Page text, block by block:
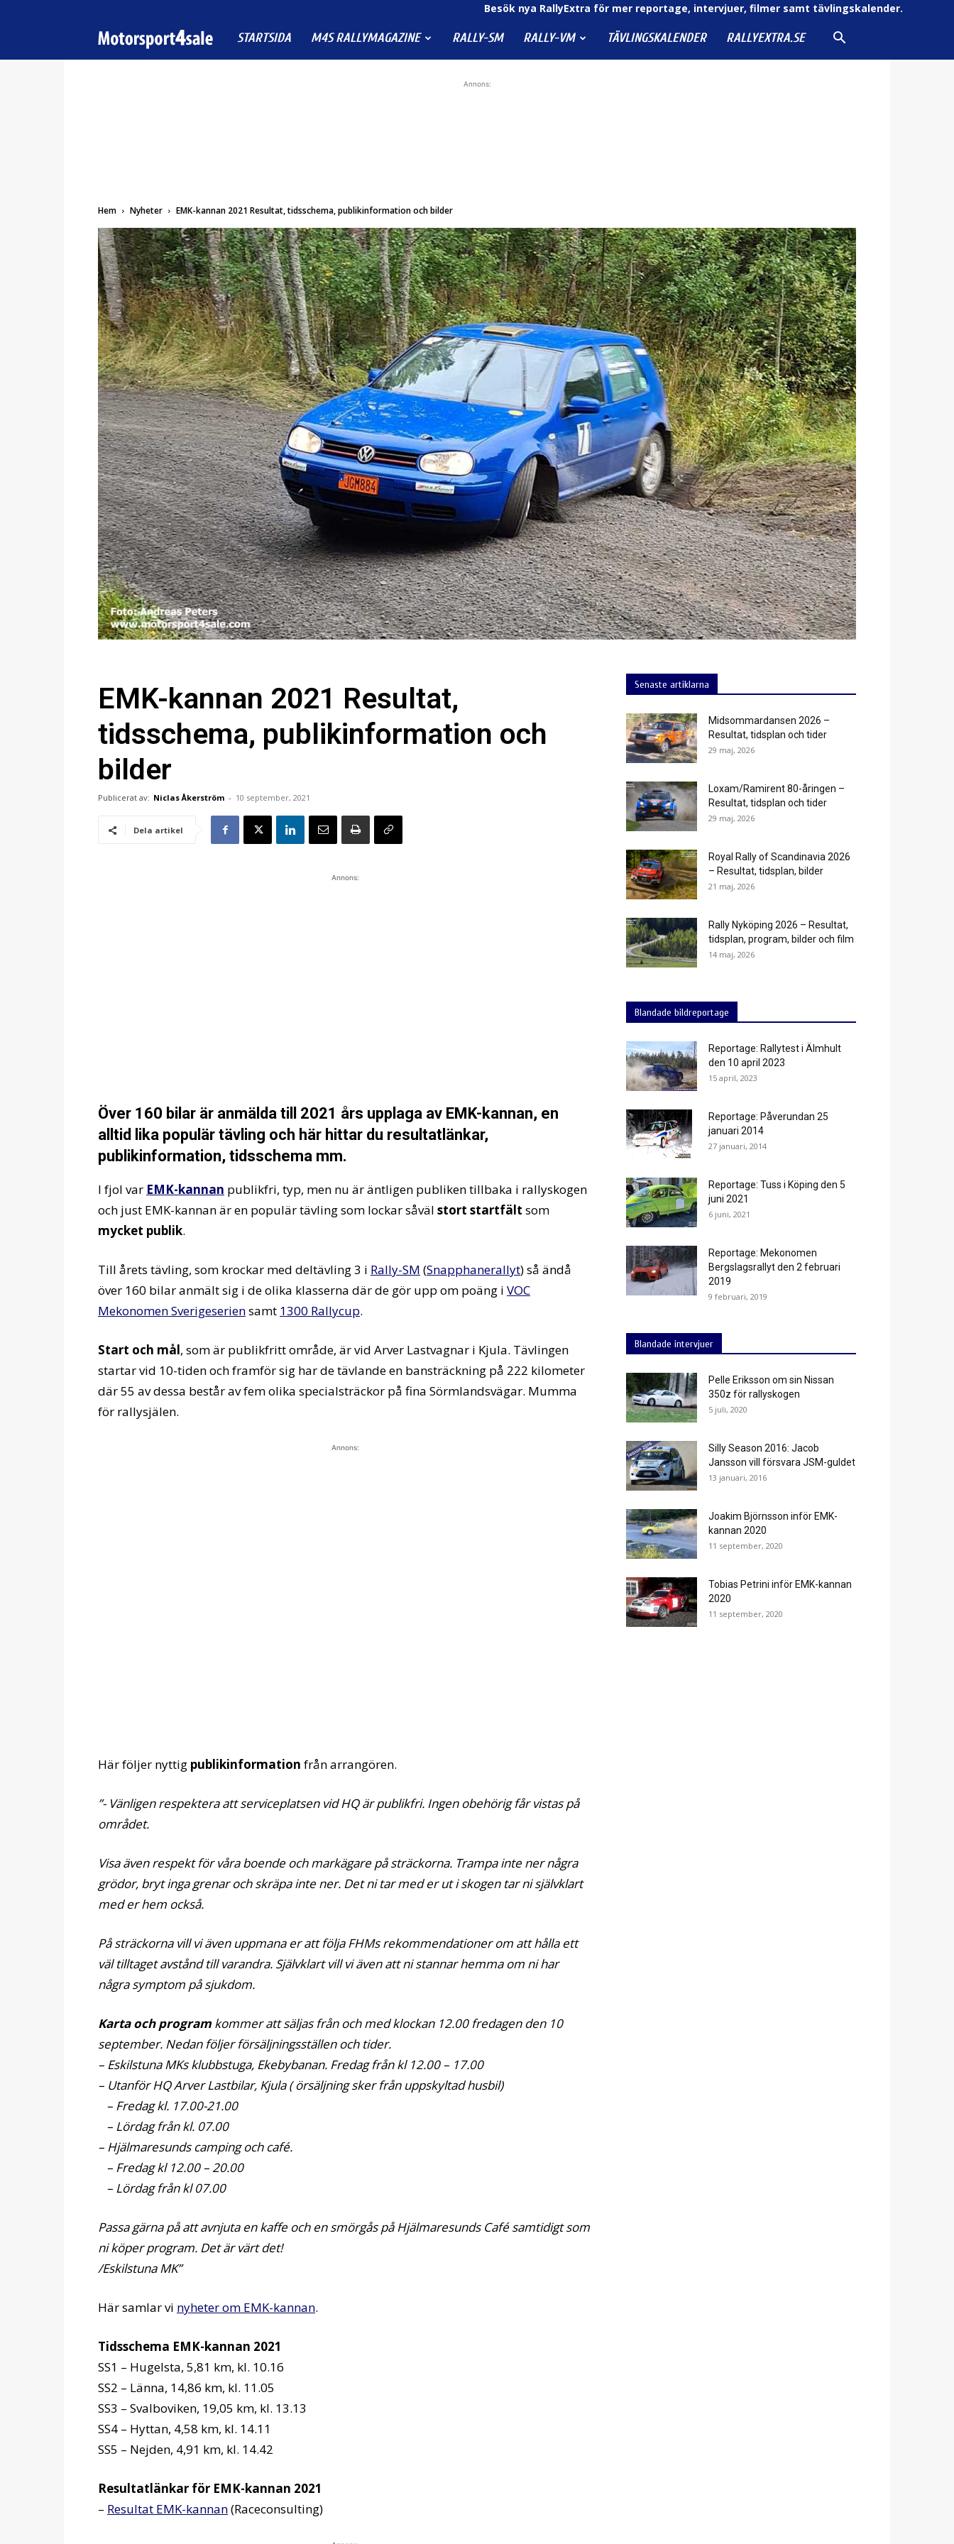
Besök nya RallyExtra för mer reportage, intervjuer, filmer samt tävlingskalender.
Motorsport4sale
STARTSIDA M4S RALLYMAGAZINE RALLY-SM RALLY-VM TÄVLINGSKALENDER RALLYEXTRA.SE
Annons:
Hem Nyheter EMK-kannan 2021 Resultat, tidsschema, publikinformation och bilder
EMK-kannan 2021 Resultat,
tidsschema, publikinformation och
bilder
Publicerat av: Niclas Åkerström - 10 september, 2021
Dela artikel
Annons:
Över 160 bilar är anmälda till 2021 års upplaga av EMK-kannan, en
alltid lika populär tävling och här hittar du resultatlänkar,
publikinformation, tidsschema mm.
I fjol var EMK-kannan publikfri, typ, men nu är äntligen publiken tillbaka i rallyskogen
och just EMK-kannan är en populär tävling som lockar såväl stort startfält som
mycket publik.
Till årets tävling, som krockar med deltävling 3 i Rally-SM (Snapphanerallyt) så ändå
över 160 bilar anmält sig i de olika klasserna där de gör upp om poäng i VOC
Mekonomen Sverigeseriensamt 1300 Rallycup.
Start och mål, som är publikfritt område, är vid Arver Lastvagnar i Kjula. Tävlingen
startar vid 10-tiden och framför sig har de tävlande en bansträckning på 222 kilometer
där 55 av dessa består av fem olika specialsträckor på fina Sörmlandsvägar. Mumma
för rallysjälen.
Annons:
Här följer nyttig publikinformation från arrangören.
”- Vänligen respektera att serviceplatsen vid HQ är publikfri. Ingen obehörig får vistas på
området.
Visa även respekt för våra boende och markägare på sträckorna. Trampa inte ner några
grödor, bryt inga grenar och skräpa inte ner. Det ni tar med er ut i skogen tar ni självklart
med er hem också.
På sträckorna vill vi även uppmana er att följa FHMs rekommendationer om att hålla ett
väl tilltaget avstånd till varandra. Självklart vill vi även att ni stannar hemma om ni har
några symptom på sjukdom.
Karta och programkommer att säljas från och med klockan 12.00 fredagen den 10
september. Nedan följer försäljningsställen och tider.
– Eskilstuna MKs klubbstuga, Ekebybanan. Fredag från kl 12.00 – 17.00
– Utanför HQ Arver Lastbilar, Kjula ( örsäljning sker från uppskyltad husbil)
– Fredag kl. 17.00-21.00
– Lördag från kl. 07.00
– Hjälmaresunds camping och café.
– Fredag kl 12.00 – 20.00
– Lördag från kl 07.00
Passa gärna på att avnjuta en kaffe och en smörgås på Hjälmaresunds Café samtidigt som
ni köper program. Det är värt det!
/Eskilstuna MK”
Här samlar vi nyheter om EMK-kannan.
Tidsschema EMK-kannan 2021
SS1 – Hugelsta, 5,81 km, kl. 10.16
SS2 – Länna, 14,86 km, kl. 11.05
SS3 – Svalboviken, 19,05 km, kl. 13.13
SS4 – Hyttan, 4,58 km, kl. 14.11
SS5 – Nejden, 4,91 km, kl. 14.42
Resultatlänkar för EMK-kannan 2021
– Resultat EMK-kannan(Raceconsulting)
Senaste artiklarna
Midsommardansen 2026 –
Resultat, tidsplan och tider
29 maj, 2026
Loxam/Ramirent 80-åringen –
Resultat, tidsplan och tider
29 maj, 2026
Royal Rally of Scandinavia 2026
– Resultat, tidsplan, bilder
21 maj, 2026
Rally Nyköping 2026 – Resultat,
tidsplan, program, bilder och film
14 maj, 2026
Blandade bildreportage
Reportage: Rallytest i Älmhult
den 10 april 2023
15 april, 2023
Reportage: Påverundan 25
januari 2014
27 januari, 2014
Reportage: Tuss i Köping den 5
juni 2021
6 juni, 2021
Reportage: Mekonomen
Bergslagsrallyt den 2 februari
2019
9 februari, 2019
Blandade intervjuer
Pelle Eriksson om sin Nissan
350z för rallyskogen
5 juli, 2020
Silly Season 2016: Jacob
Jansson vill försvara JSM-guldet
13 januari, 2016
Joakim Björnsson inför EMK-
kannan 2020
11 september, 2020
Tobias Petrini inför EMK-kannan
2020
11 september, 2020